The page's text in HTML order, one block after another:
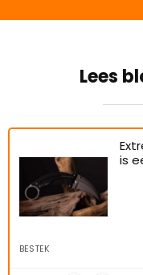
Lees
is
BESTEK